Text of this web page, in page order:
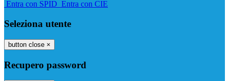
Entra con SPID Entra con CIE
Seleziona utente
button close ×
Recupero password